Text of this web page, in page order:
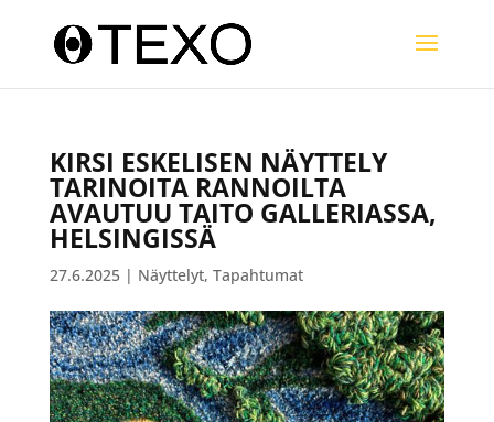
KIRSI ESKELISEN NÄYTTELY
TARINOITA RANNOILTA
AVAUTUU TAITO GALLERIASSA,
HELSINGISSÄ
27.6.2025| Näyttelyt, Tapahtumat